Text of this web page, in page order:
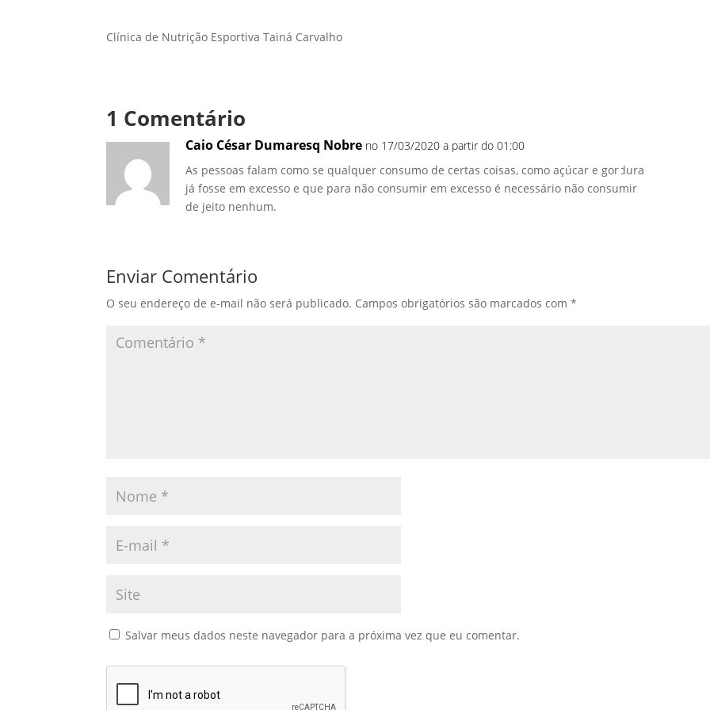
Clínica de Nutrição Esportiva Tainá Carvalho
1 Comentário
Caio César Dumaresq Nobre no 17/03/2020 a partir do 01:00
As pessoas falam como se qualquer consumo de certas coisas, como açúcar e gordura
já fosse em excesso e que para não consumir em excesso é necessário não consumir
de jeito nenhum.
Enviar Comentário
O seu endereço de e-mail não será publicado. Campos obrigatórios são marcados com*
Salvar meus dados neste navegador para a próxima vez que eu comentar.